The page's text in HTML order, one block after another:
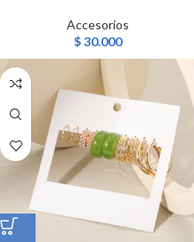
Accesorios
$30.000